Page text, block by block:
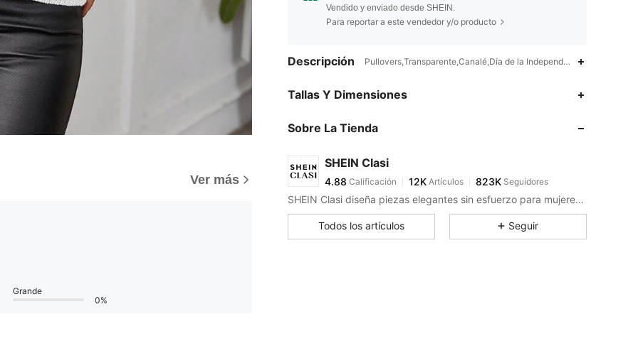
Ver más
Grande
0%
Vendido y enviado desde SHEIN.
Para reportar a este vendedor y/o producto
Descripción Pullovers,Transparente,Canalé,Día de la Independencia,Halloween
Tallas Y Dimensiones
Sobre La Tienda
SHEIN Clasi
4.88
4.88 Calificación
a***lpagó Hace 14 horas
4.88 12K 823K
SHEIN Clasi diseña piezas elegantes sin esfuerzo para mujeres que buscan un look exclusivo.
Todos los artículos Seguir